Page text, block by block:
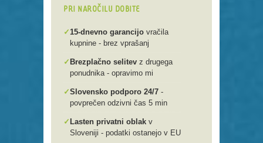
PRI NAROČILU DOBITE
✓15-dnevno garancijo vračila
kupnine - brez vprašanj
✓ Brezplačno selitev z drugega
ponudnika - opravimo mi
✓Slovensko podporo 24/7 -
povprečen odzivni čas 5 min
✓ Lasten privatni oblak v
Sloveniji - podatki ostanejo v EU